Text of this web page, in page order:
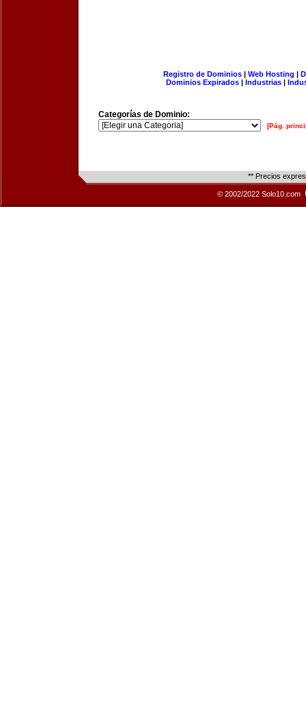
Registro de Dominios| Web Hosting |
Dominios Expirados | Industrias |
Categorías de Dominio:
[Pág.
** Precios
© 2002/2022 Solo10.com